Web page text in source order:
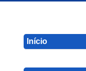
Início